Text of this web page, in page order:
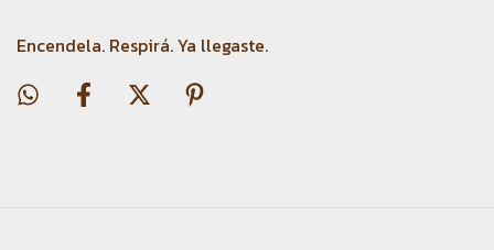
Encendela. Respirá. Ya llegaste.